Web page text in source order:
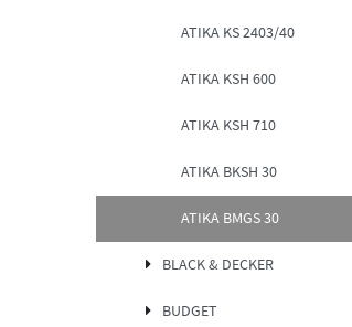
ATIKA KS 2403/40
ATIKA KSH 600
ATIKA KSH 710
ATIKA BKSH 30
ATIKA BMGS 30
BLACK & DECKER
BUDGET